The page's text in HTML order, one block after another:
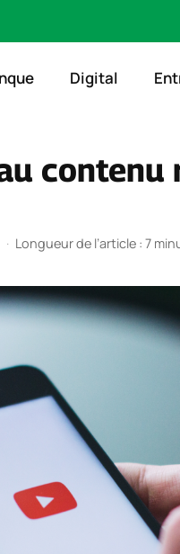
Digital
contenu
· Longueur de l’article : 7